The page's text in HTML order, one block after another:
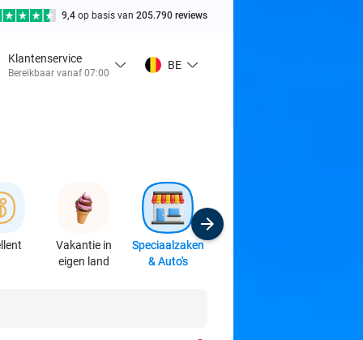
9,4 op basis van 205.790 reviews
Klantenservice
Bereikbaar vanaf 07:00
BE
Vakantie in
eigen land
Speciaalzaken
& Auto's